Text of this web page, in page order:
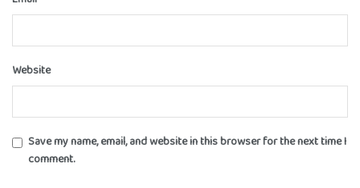
Website
Save my name, email, and website in this browser for the next time I
comment.